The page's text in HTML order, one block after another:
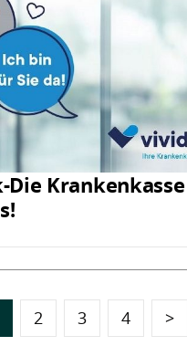
2 3 4 >